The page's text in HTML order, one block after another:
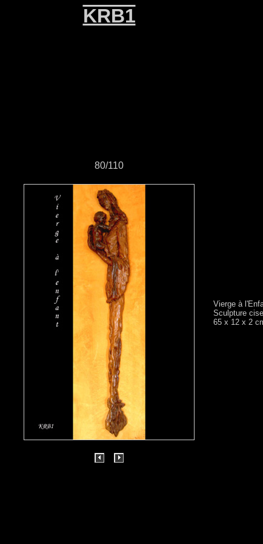
KRB1
80/110
Vierge à
Sculpture
65 x 12 x 2